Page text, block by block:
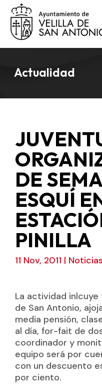
Actualidad
DE
ESQUÍ
PINILLA
11 Nov, 2011 | Noticias
La actividad
de San Antonio,
media pensión,
al día, for-fait de
coordinador y
equipo será por
con un descuento
por ciento.